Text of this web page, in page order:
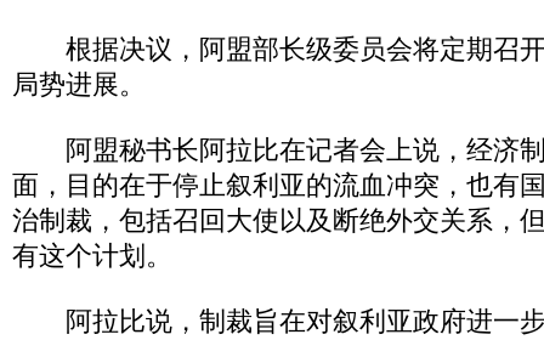
根据决议，阿盟部长级委员会将定期召
局势进展。
阿盟秘书长阿拉比在记者会上说，经济
面，目的在于停止叙利亚的流血冲突，也有
治制裁，包括召回大使以及断绝外交关系，
有这个计划。
阿拉比说，制裁旨在对叙利亚政府进一